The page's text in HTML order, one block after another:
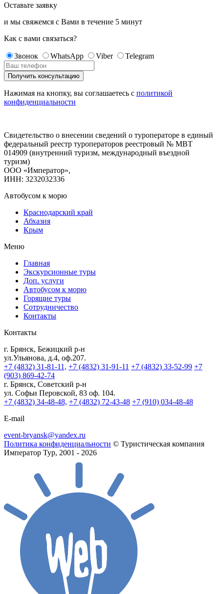
Оставьте заявку
и мы свяжемся с Вами в течение 5 минут
Как с вами связаться?
Звонок WhatsApp Viber Telegram
Нажимая на кнопку, вы соглашаетесь с политикой
конфиденциальности
Свидетельство о внесении сведений о туроператоре в единый
федеральный реестр туроператоров реестровый № МВТ
014909 (внутренний туризм, международный въездной
туризм)
ООО «Император»,
ИНН: 3232032336
Автобусом к морю
Краснодарский край
Абхазия
Крым
Меню
Главная
Экскурсионные туры
Доп. услуги
Автобусом к морю
Горящие туры
Сотрудничество
Контакты
Контакты
г. Брянск, Бежицкий р-н
ул.Ульянова, д.4, оф.207.
+7 (4832) 31-81-11, +7 (4832) 31-91-11 +7 (4832) 33-52-99 +7
(903) 869-42-74
г. Брянск, Советский р-н
ул. Софьи Перовской, 83 оф. 104.
+7 (4832) 34-48-48, +7 (4832) 72-43-48 +7 (910) 034-48-48
E-mail
event-bryansk@yandex.ru
Политика конфиденциальности © Туристическая компания
Император Тур, 2001 - 2026